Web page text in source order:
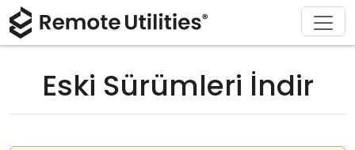
Eski Sürümleri İndir
Ürün
Güvenlik
Çözümler
Üretim ve Perakende
İndir
macOS
Satın Al
Lisans Yardımcısı
Destek
Dokümantasyon
Hakkında
Basin bülteni